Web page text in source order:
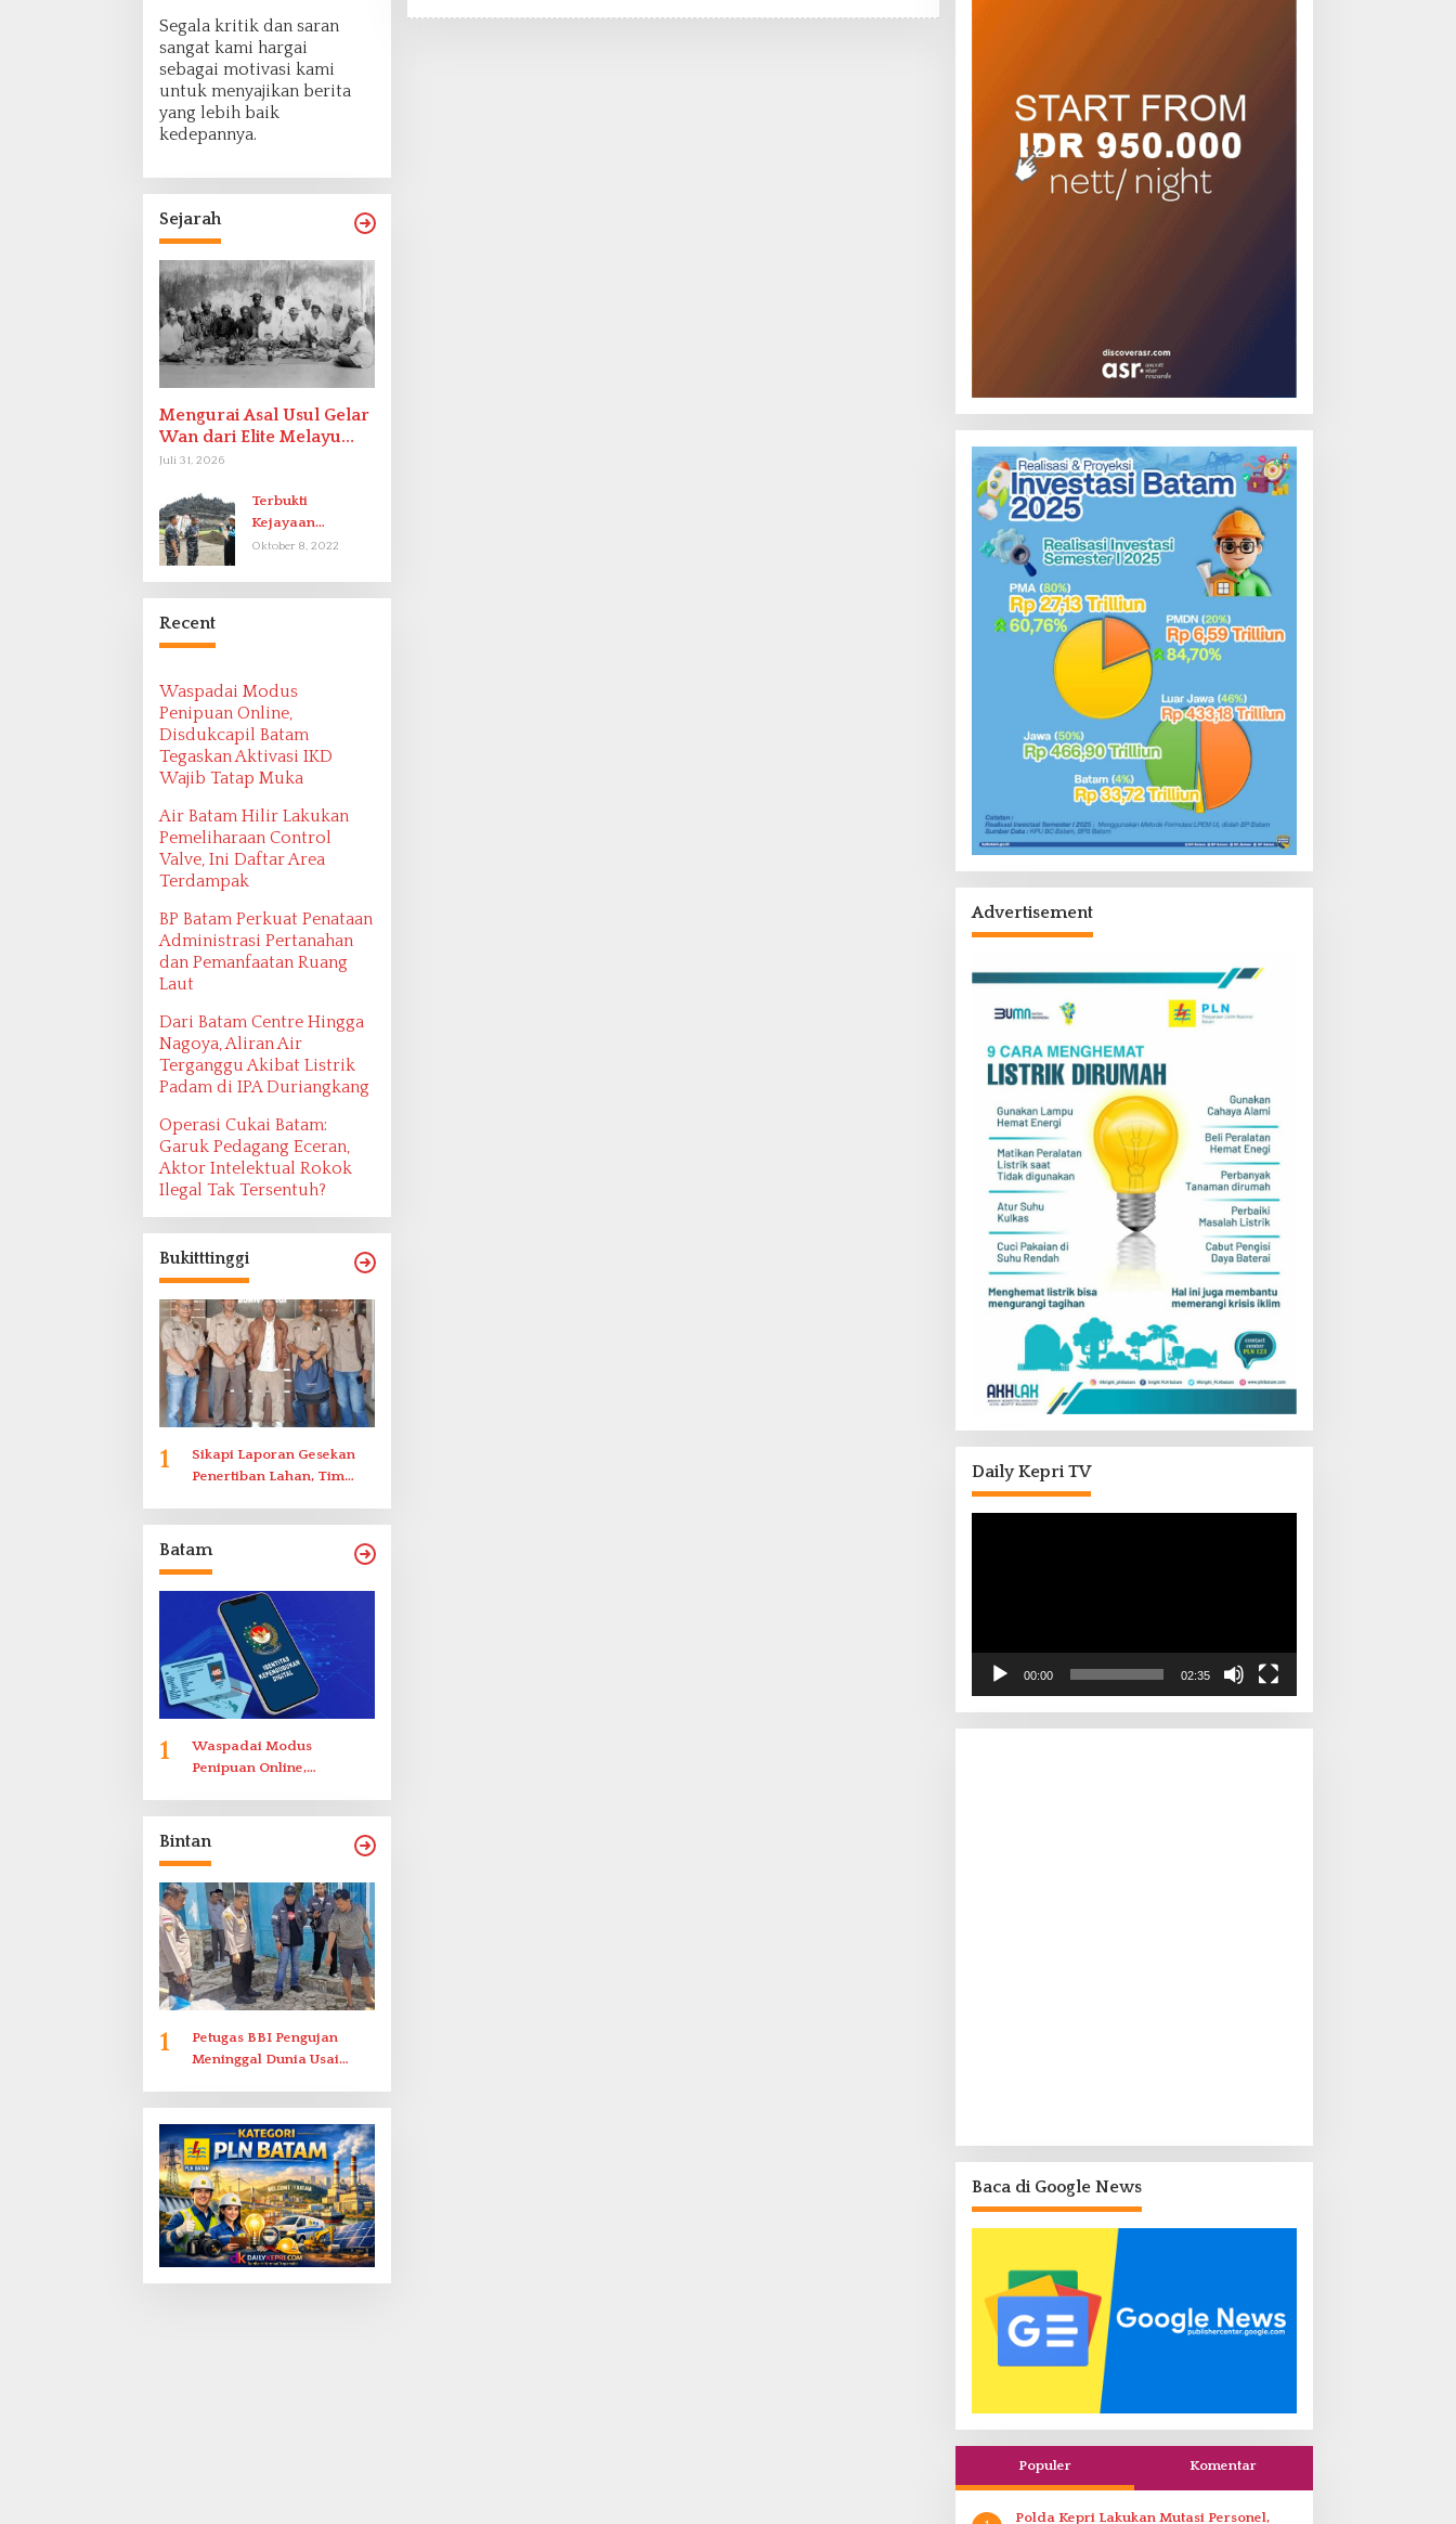
Segala kritik dan saran
sangat kami hargai
sebagai motivasi kami
untuk menyajikan berita
yang lebih baik
kedepannya.
Sejarah
Mengurai Asal Usul Gelar
Wan dari Elite Melayu
Hingga Populer di
Juli 31, 2026
Terbukti
Kejayaan
Indonesia pada
Oktober 8, 2022
Recent
Waspadai Modus
Penipuan Online,
Disdukcapil Batam
Tegaskan Aktivasi IKD
Wajib Tatap Muka
Air Batam Hilir Lakukan
Pemeliharaan Control
Valve, Ini Daftar Area
Terdampak
BP Batam Perkuat Penataan
Administrasi Pertanahan
dan Pemanfaatan Ruang
Laut
Dari Batam Centre Hingga
Nagoya, Aliran Air
Terganggu Akibat Listrik
Padam di IPA Duriangkang
Operasi Cukai Batam:
Garuk Pedagang Eceran,
Aktor Intelektual Rokok
Ilegal Tak Tersentuh?
Bukitttinggi
1
Sikapi Laporan Gesekan
Penertiban Lahan, Tim
Batam
1
Waspadai Modus
Penipuan Online,
Bintan
1
Petugas BBI Pengujan
Meninggal Dunia Usai
Advertisement
Daily Kepri TV
00:00 02:35
Baca di Google News
Populer Komentar
Polda Kepri Lakukan Mutasi Personel,